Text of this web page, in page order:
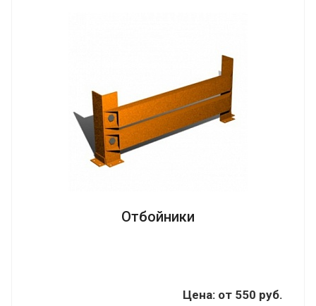
Отбойники
Цена: от 550 руб.